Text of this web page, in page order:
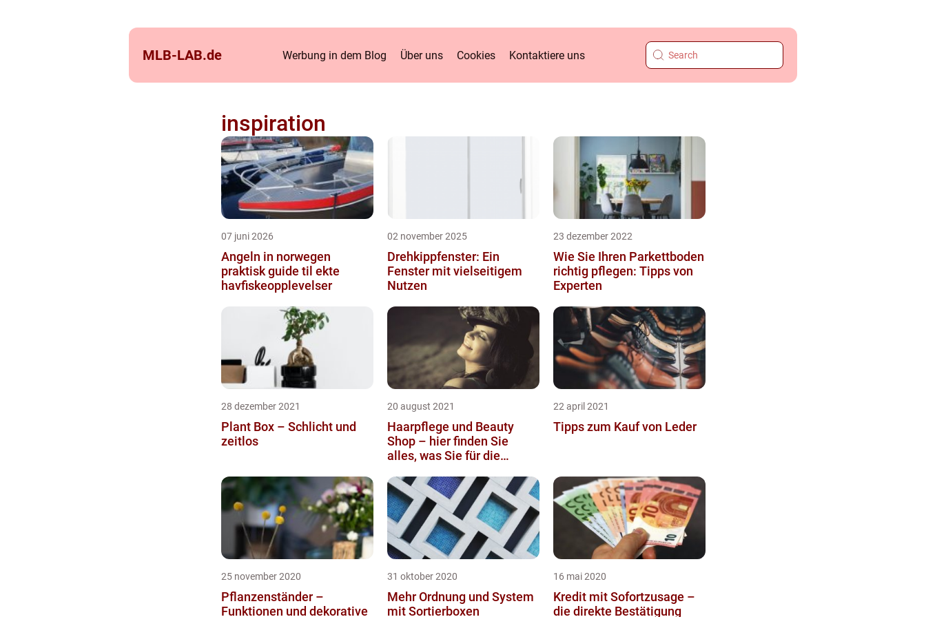
MLB-LAB.de Werbung in dem Blog Über uns Cookies Kontaktiere uns
inspiration
07 juni 2026
Angeln in norwegen
praktisk guide til ekte
havfiskeopplevelser
02 november 2025
Drehkippfenster: Ein
Fenster mit vielseitigem
Nutzen
23 dezember 2022
Wie Sie Ihren Parkettboden
richtig pflegen: Tipps von
Experten
28 dezember 2021
Plant Box – Schlicht und
zeitlos
20 august 2021
Haarpflege und Beauty
Shop – hier finden Sie
alles, was Sie für die
22 april 2021
Tipps zum Kauf von Leder
25 november 2020
Pflanzenständer –
Funktionen und dekorative
31 oktober 2020
Mehr Ordnung und System
mit Sortierboxen
16 mai 2020
Kredit mit Sofortzusage –
die direkte Bestätigung